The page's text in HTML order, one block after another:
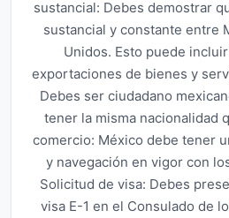
sustancial: Debes demostrar
sustancial y constante entre
Unidos. Esto puede
exportaciones de bienes y
Debes ser ciudadano
tener la misma nacionalidad
comercio: México debe tener
y navegación en vigor con
Solicitud de visa: Debes
visa E-1 en el Consulado de